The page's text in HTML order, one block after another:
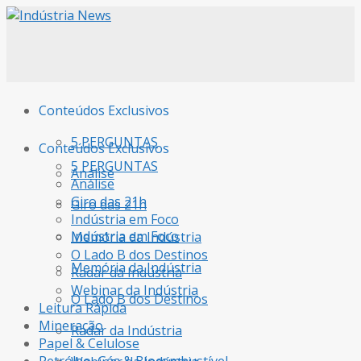
Conteúdos Exclusivos
5 PERGUNTAS
Análise
Giro das 21h
Indústria em Foco
Memória da Indústria
O Lado B dos Destinos
Radar da Indústria
Conteúdos Exclusivos
5 PERGUNTAS
Análise
Giro das 21h
Indústria em Foco
Memória da Indústria
O Lado B dos Destinos
Radar da Indústria
Webinar da Indústria
Leitura Rápida
Mineração
Papel & Celulose